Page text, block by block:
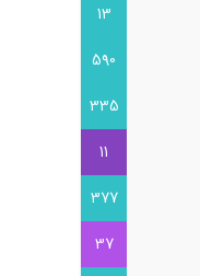
13
590
335
11
377
37